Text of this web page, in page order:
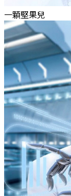
一顆堅果兒